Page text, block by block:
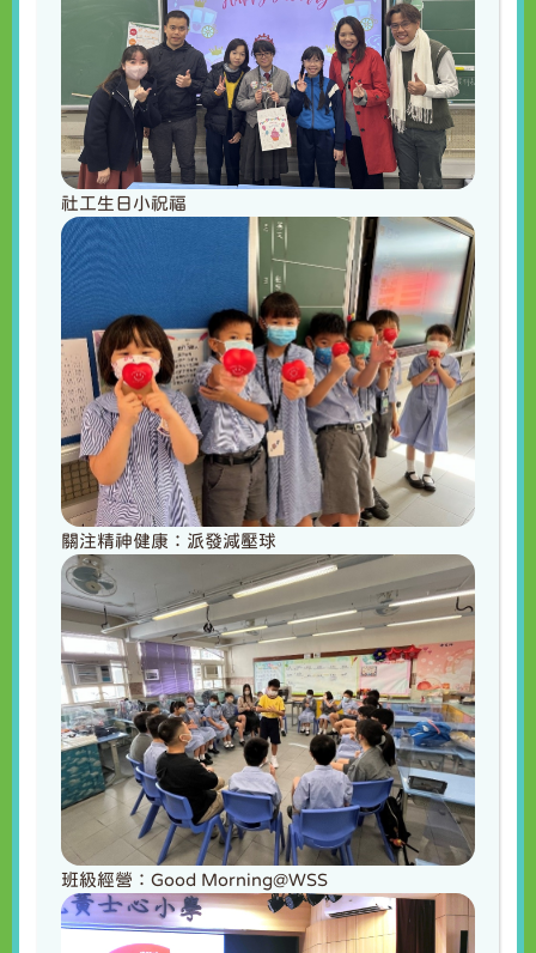
社工生日小祝福
關注精神健康：派發減壓球
班級經營：Good Morning@WSS